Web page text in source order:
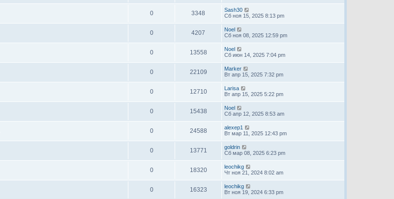
0 3348
Sash30
Сб ноя 15, 2025 8:13 pm
0 4207
Noel
Сб ноя 08, 2025 12:59 pm
0 13558
Noel
Сб июн 14, 2025 7:04 pm
0 22109
Marker
Вт апр 15, 2025 7:32 pm
0 12710
Larisa
Вт апр 15, 2025 5:22 pm
0 15438
Noel
Сб апр 12, 2025 8:53 am
0 24588
alexep1
Вт мар 11, 2025 12:43 pm
0 13771
goldrin
Сб мар 08, 2025 6:23 pm
0 18320
leochikg
Чт ноя 21, 2024 8:02 am
0 16323
leochikg
Вт ноя 19, 2024 6:33 pm